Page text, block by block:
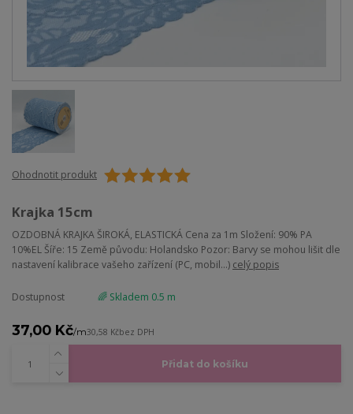
Ohodnotit produkt
Krajka 15cm
OZDOBNÁ KRAJKA ŠIROKÁ, ELASTICKÁ Cena za 1m Složení: 90% PA
10%EL Šíře: 15 Země původu: Holandsko Pozor: Barvy se mohou lišit dle
nastavení kalibrace vašeho zařízení (PC, mobil...) celý popis
Dostupnost 🌈 Skladem 0.5 m
37,00 Kč/m30,58 Kčbez DPH
Přidat do košíku